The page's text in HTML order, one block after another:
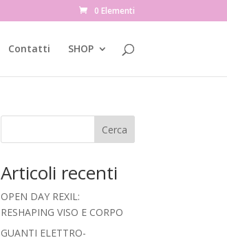
0 Elementi
Contatti SHOP
Cerca
Articoli recenti
OPEN DAY REXIL:
RESHAPING VISO E CORPO
GUANTI ELETTRO-